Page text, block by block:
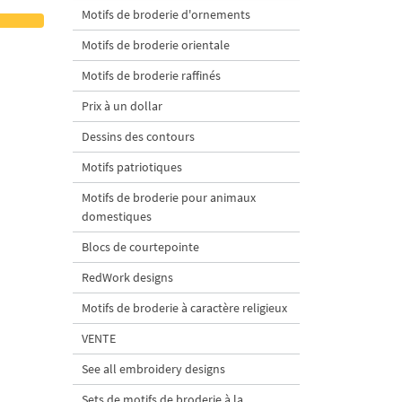
Motifs de broderie d'ornements
Motifs de broderie orientale
Motifs de broderie raffinés
Prix à un dollar
Dessins des contours
Motifs patriotiques
Motifs de broderie pour animaux
domestiques
Blocs de courtepointe
RedWork designs
Motifs de broderie à caractère religieux
VENTE
See all embroidery designs